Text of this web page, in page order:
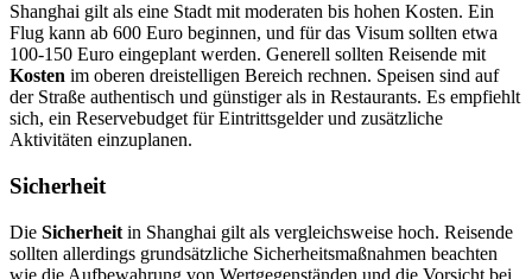
Shanghai gilt als eine Stadt mit moderaten bis hohen Kosten. Ein
Flug kann ab 600 Euro beginnen, und für das Visum sollten etwa
100-150 Euro eingeplant werden. Generell sollten Reisende mit
Kosten im oberen dreistelligen Bereich rechnen. Speisen sind auf
der Straße authentisch und günstiger als in Restaurants. Es empfiehlt
sich, ein Reservebudget für Eintrittsgelder und zusätzliche
Aktivitäten einzuplanen.
Sicherheit
Die Sicherheit in Shanghai gilt als vergleichsweise hoch. Reisende
sollten allerdings grundsätzliche Sicherheitsmaßnahmen beachten
wie die Aufbewahrung von Wertgegenständen und die Vorsicht bei